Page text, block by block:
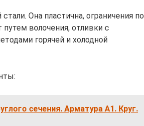
Она пластична, ограничения по
волочения, отливки с
горячей и холодной
сечения. Арматура А1. Круг.